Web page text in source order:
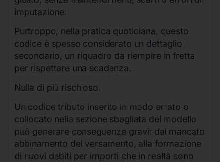
imputazione.
Purtroppo, nella pratica quotidiana, questo
codice è spesso considerato un dettaglio
secondario, un riquadro da riempire in fretta
per rispettare una scadenza.
Nulla di più rischioso.
Un codice tributo inserito in modo errato o
collocato nella sezione sbagliata del modello
può generare conseguenze gravi: dal mancato
abbinamento del versamento, alla formazione
di nuovi debiti per importi che in realtà sono